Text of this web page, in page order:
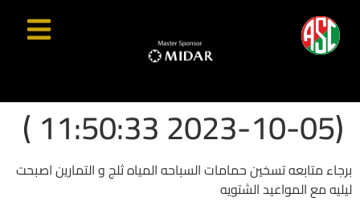
(2023-10-05 11:50:33 )
برجاء متابعه تسخين حمامات السباحه المياه ثلج و التمارين اصبحت
ليليه مع المواعيد الشتويه